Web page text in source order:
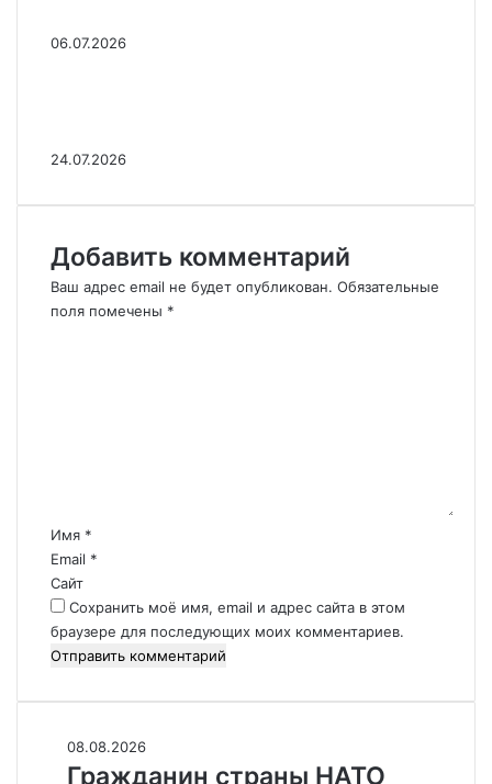
06.07.2026
24.07.2026
Добавить комментарий
Ваш адрес email не будет опубликован. Обязательные
поля помечены *
р
и
й
*
Имя *
Email *
Сайт
Сохранить моё имя, email и адрес сайта в этом
браузере для последующих моих комментариев.
Гражданин
страны
08.08.2026
Гражданин страны НАТО